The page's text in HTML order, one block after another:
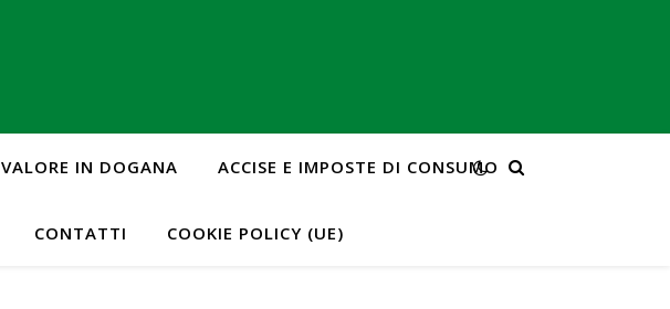
VALORE IN DOGANA ACCISE E IMPOSTE DI CONSUMO
CONTATTI COOKIE POLICY (UE)